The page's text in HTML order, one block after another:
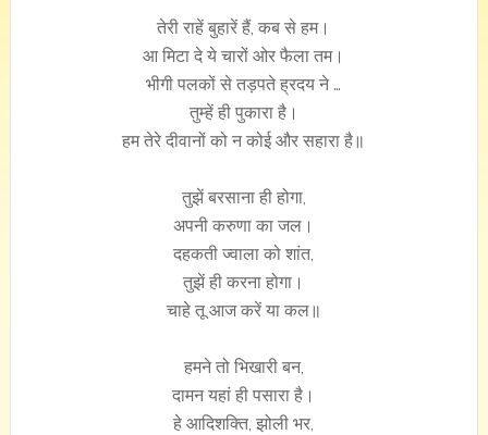
तेरी राहें बुहारें हैं, कब से हम।
आ मिटा दे ये चारों ओर फैला तम।
भीगी पलकों से तड़पते ह्रदय ने …
तुम्हें ही पुकारा है।
हम तेरे दीवानों को न कोई और सहारा है॥
तुझें बरसाना ही होगा,
अपनी करुणा का जल।
दहकती ज्वाला को शांत,
तुझें ही करना होगा।
चाहे तू आज करें या कल॥
हमने तो भिखारी बन,
दामन यहां ही पसारा है।
हे आदिशक्ति, झोली भर,